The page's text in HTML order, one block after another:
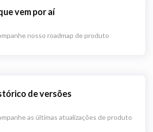
vem por aí
nosso roadmap de produto
de versões
as últimas atualizações de produto